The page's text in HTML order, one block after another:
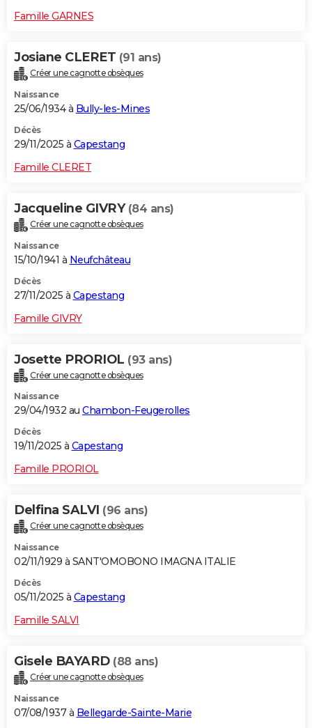
Famille GARNES
Josiane CLERET (91 ans)
Créer une cagnotte obsèques
Naissance
25/06/1934 à Bully-les-Mines
Décès
29/11/2025 à Capestang
Famille CLERET
Jacqueline GIVRY (84 ans)
Créer une cagnotte obsèques
Naissance
15/10/1941 à Neufchâteau
Décès
27/11/2025 à Capestang
Famille GIVRY
Josette PRORIOL (93 ans)
Créer une cagnotte obsèques
Naissance
29/04/1932 au Chambon-Feugerolles
Décès
19/11/2025 à Capestang
Famille PRORIOL
Delfina SALVI (96 ans)
Créer une cagnotte obsèques
Naissance
02/11/1929 à SANT'OMOBONO IMAGNA ITALIE
Décès
05/11/2025 à Capestang
Famille SALVI
Gisele BAYARD (88 ans)
Créer une cagnotte obsèques
Naissance
07/08/1937 à Bellegarde-Sainte-Marie